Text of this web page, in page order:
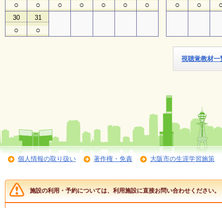
子
ど
も
向
マ
ガ
○ ○ ○ ○ ○ ○ ○
30
○
31
○
○ ○
視聴覚教材一
個人情報の取り扱い 著作権・免責 大阪市の生涯学習施策
施設の利用・予約については、利用施設に直接お問い合わせください。